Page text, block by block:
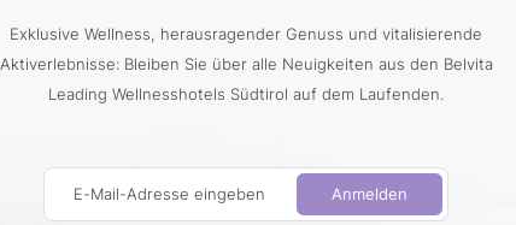
Exklusive Wellness, herausragender Genuss und vitalisierende
Aktiverlebnisse: Bleiben Sie über alle Neuigkeiten aus den Belvita
Leading Wellnesshotels Südtirol auf dem Laufenden.
E-Mail-Adresse eingeben Anmelden